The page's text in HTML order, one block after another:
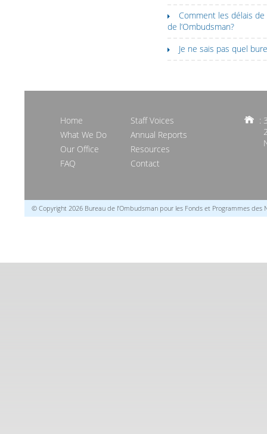
Comment les délais
de l’Ombudsman?
Je ne sais pas quel
Home
What We Do
Our Office
FAQ
Staff Voices
Annual Reports
Resources
Contact
:
© Copyright 2026 Bureau de l’Ombudsman pour les Fonds et Programmes des